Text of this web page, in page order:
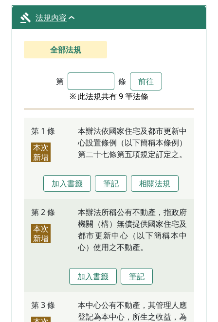
法規內容
全部法規
第 條
前往
※ 此法規共有 9 筆法條
第 1 條
本次
新增
本辦法依國家住宅及都市更新中
心設置條例（以下簡稱本條例）
第二十七條第五項規定訂定之。
加入書籤 筆記 相關法規
第 2 條
本次
新增
本辦法所稱公有不動產，指政府
機關（構）無償提供國家住宅及
都市更新中心（以下簡稱本中
心）使用之不動產。
加入書籤 筆記
第 3 條
本中心公有不動產，其管理人應
登記為本中心，所生之收益，為